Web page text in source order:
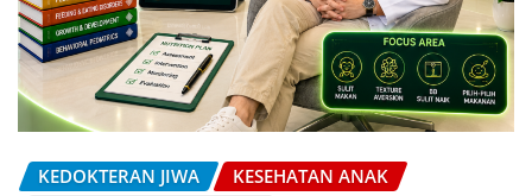
KEDOKTERAN JIWA
KESEHATAN ANAK